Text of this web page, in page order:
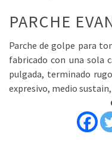
PARCHE
Parche de golpe para
fabricado con una sola
pulgada, terminado
expresivo, medio sustain,